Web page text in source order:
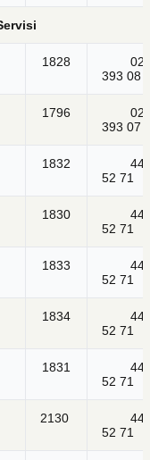
1828
393 08
1796
393 07
1832
52 71
1830
52 71
1833
52 71
1834
52 71
1831
52 71
2130
52 71